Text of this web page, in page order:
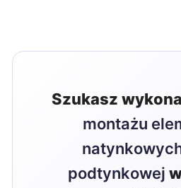
Szukasz
montażu
podtynkowej